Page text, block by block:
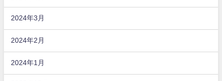
2024年3月
2024年2月
2024年1月